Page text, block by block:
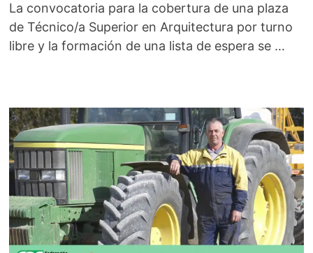
La convocatoria para la cobertura de una plaza
de Técnico/a Superior en Arquitectura por turno
libre y la formación de una lista de espera se …